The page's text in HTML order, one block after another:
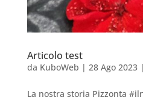
Articolo test
da KuboWeb | 28 Ago 2023|
La nostra storia Pizzonta